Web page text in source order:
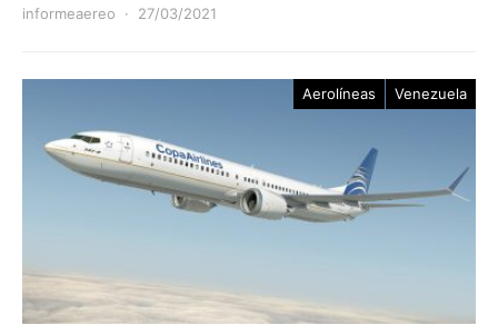
informeaereo 27/03/2021
Aerolíneas Venezuela